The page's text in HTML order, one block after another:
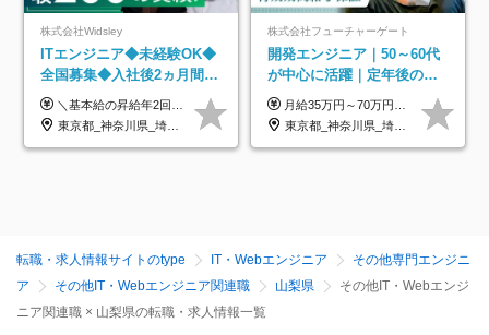
株式会社Widsley
ITエンジニア◆未経験OK◆
全国募集◆入社後2ヵ月間は
研修のみ◆フルリモート
OK◆残業月3h◆服装髪型自
＼基本給の昇給年2回＆プロジェクト手当による昇給年12回！！／ 【経験者の場合】 月給33万円～70万円＋プロジェクト手当＋資格手当 ★スキルや経験を考慮の上、優遇します ★上記給与には固定残業代20時間分(月4万3883円～)を含みます。残業が超過した場合は、追加支給します(残業は月平均3時間とほぼ発生しません。残業がなくても、固定残業代は支給されます) ★試用期間中も、月給や福利厚生等は同じです ---------- 【未経験者の場合】 月給26万円～50万円＋プロジェクト手当＋資格手当 ★スキルや経験を考慮の上、優遇します ★上記給与には固定残業代20時間分(月3万719円～)を含みます。残業が超過した場合は、追加支給します(残業は月平均3時間とほぼ発生しません。残業がなくても、固定残業代は支給されます) ★試用期間6ヵ月あり ・1ヶ月目～：月給23万円～ ・2ヶ月目～6ヶ月目：月給23万円～＋プロジェクト手当1～3万円 （上記給与にはそれぞれ固定残業代20時間分(月3万719円～)を含み、超過した場合は追加支給します。） ---------- 【プロジェクト手当について】 参画するプロジェクトの単価に応じて毎月の歩合給を支給します 業界内でもトップクラスの高還元です！
東京都_神奈川県_埼玉県_千葉県_大阪府_愛知県_北海道_青森県_岩手県_宮城県_秋田県_山形県_福島県_茨城県_栃木県_群馬県_新潟県_山梨県_長野県_富山県_石川県_福井県_静岡県_岐阜県_三重県_兵庫県_京都府_滋賀県_奈良県_和歌山県_広島県_岡山県_鳥取県_島根県_山口県_徳島県_香川県_愛媛県_高知県_福岡県_熊本県_佐賀県_長崎県_大分県_宮崎県_鹿児島県_沖縄県
株式会社フューチャーゲート
開発エンジニア｜50～60代
が中心に活躍｜定年後の給
与減ナシ｜年収50万円アッ
プ実績／昇給率92％（直近3
年）
月給35万円～70万円（固定残業代30時間分63,869円～を含む）+賞与年1回 ※30時間を超える分は別途支給します ●これまでのご経験・スキル・前職給与をできる限り考慮します ●待機期間も給与を100％支給します ●試用期間中も給与や福利厚生は同じです ≪年収を維持しながら長く働けます！≫ 一般的な企業では55歳や60歳を機に年収が下がりますが、 当社は役職などではなく「スキルや経験」で評価。 エンジニアとして長く働きながら あなたにふさわしい年収を維持できます！
東京都_神奈川県_埼玉県_千葉県
転職・求人情報サイトのtype IT・Webエンジニア
その他専門エンジニ
ア
その他IT・Webエンジニア関連職 山梨県
その他IT・Webエンジ
ニア関連職 × 山梨県の転職・求人情報一覧